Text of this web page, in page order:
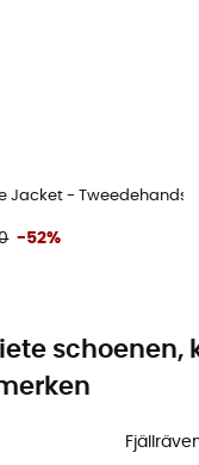
Jacket - Tweedehands
-52%
schoenen,